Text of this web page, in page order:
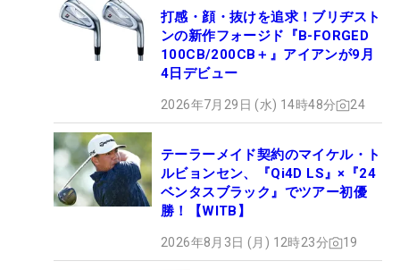
打感・顔・抜けを追求！ブリヂスト
ンの新作フォージド『B-FORGED
100CB/200CB＋』アイアンが9月
4日デビュー
2026年7月29日 (水) 14時48分 24
テーラーメイド契約のマイケル・ト
ルビョンセン、『Qi4D LS』×『24
ベンタスブラック』でツアー初優
勝！【WITB】
2026年8月3日 (月) 12時23分 19